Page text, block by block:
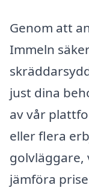
Genom att
Immeln
just dina
av vår
eller flera
golvläggare,
jämföra